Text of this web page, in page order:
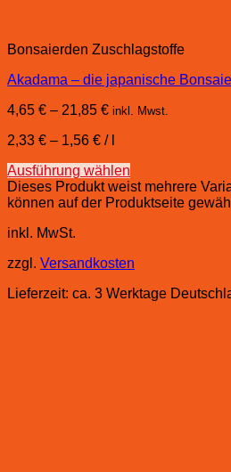
Bonsaierden Zuschlagstoffe
Akadama – die japanische
4,65 € – 21,85 € inkl. Mwst.
2,33 € – 1,56 € /
Ausführung wählen
Dieses Produkt weist mehrere
können auf der Produktseite
inkl. MwSt.
zzgl. Versandkosten
Lieferzeit: ca. 3 Werktage